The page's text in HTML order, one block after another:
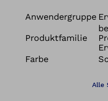
Anwendergruppe
Produktfamilie
Farbe
Alle